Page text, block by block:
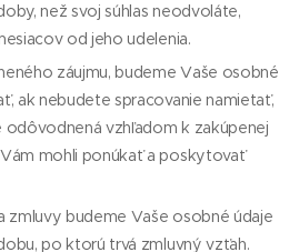
než svoj súhlas neodvoláte,
od jeho udelenia.
záujmu, budeme Vaše osobné
ak nebudete spracovanie namietať,
vzhľadom k zakúpenej
mohli ponúkať a poskytovať
zmluvy budeme Vaše osobné údaje
po ktorú trvá zmluvný vzťah.